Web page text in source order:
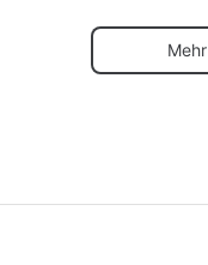
Mehr